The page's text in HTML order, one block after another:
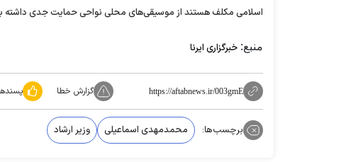
اسلامی مکلف هستند از موسیقی‌های محلی نواحی حمایت جدی داشته
منبع: خبرگزاری ایرنا
https://aftabnews.ir/003gmE گزارش خطا
برچسب‌ها: محمدمهدی اسماعیلی وزیر ارشاد